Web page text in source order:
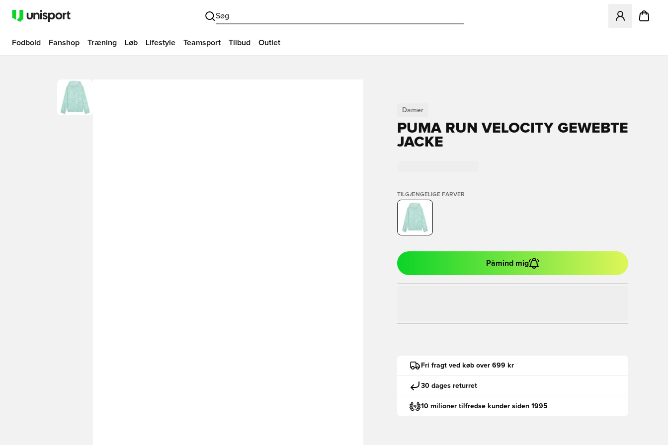
Søg
Åbner en
Fodbold Fanshop Træning Løb Lifestyle Teamsport Tilbud Outlet
Damer
PUMA RUN VELOCITY GEWEBTE
JACKE
TILGÆNGELIGE FARVER
Påmind mig
Fri fragt ved køb over 699 kr
30 dages returret
10 milioner tilfredse kunder siden 1995